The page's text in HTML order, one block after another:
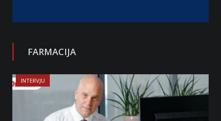
FARMACIJA
INTERVJU